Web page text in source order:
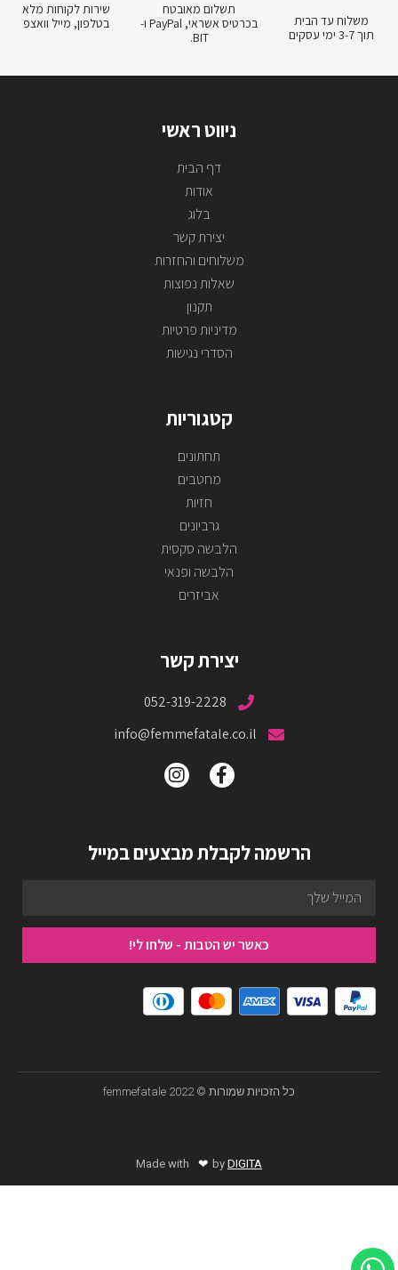
משלוח עד הבית
תוך 3-7 ימי עסקים
תשלום מאובטח
בכרטיס אשראי, PayPal ו-
BIT.
שירות לקוחות מלא
בטלפון, מייל וואצפ
ניווט ראשי
דף הבית
אודות
בלוג
יצירת קשר
משלוחים והחזרות
שאלות נפוצות
תקנון
מדיניות פרטיות
הסדרי נגישות
קטגוריות
תחתונים
מחטבים
חזיות
גרביונים
הלבשה סקסית
הלבשה ופנאי
אביזרים
יצירת קשר
052-319-2228
info@femmefatale.co.il
הרשמה לקבלת מבצעים במייל
כאשר יש הטבות - שלחו לי!
כל הזכויות שמורות © femmefatale 2022
Made with ❤ by DIGITA